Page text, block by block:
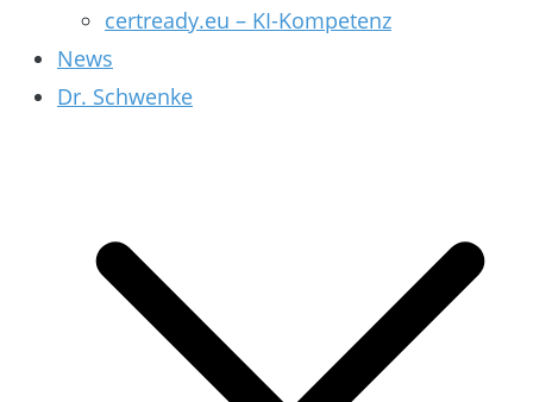
certready.eu – KI-Kompetenz
News
Dr. Schwenke